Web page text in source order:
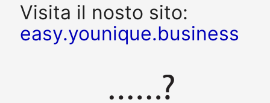
Visita il nosto sito:
easy.younique.business